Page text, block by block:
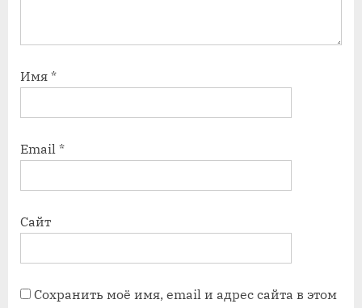
Имя *
Email *
Сайт
Сохранить моё имя, email и адрес сайта в этом